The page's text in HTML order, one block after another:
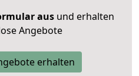
ausund erhalten
Angebote
erhalten